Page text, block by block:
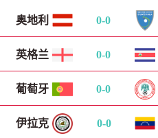
奥地利 0-0
英格兰 0-0
葡萄牙 0-0
伊拉克 0-0